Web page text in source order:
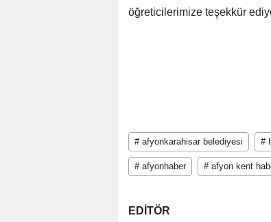
öğreticilerimize teşekkür
# afyonkarahisar belediyesi #
# afyonhaber # afyon kent
EDİTÖR